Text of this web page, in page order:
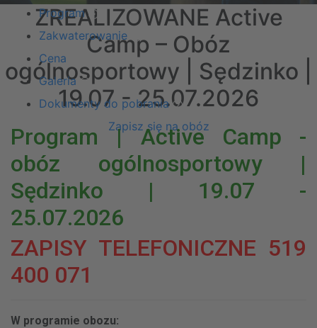
ZREALIZOWANE Active
Camp – Obóz
ogólnosportowy | Sędzinko |
19.07 - 25.07.2026
Zapisz się na obóz
Program
Zakwaterowanie
Cena
Galeria
Dokumenty do pobrania
Program | Active Camp -
obóz ogólnosportowy |
Sędzinko | 19.07 -
25.07.2026
ZAPISY TELEFONICZNE 519
400 071
W programie obozu: